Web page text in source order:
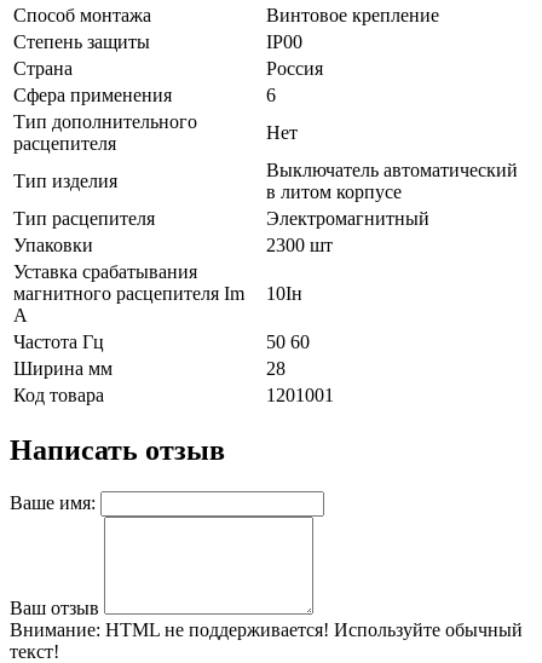
Способ монтажа
Винтовое крепление
Степень защиты
IP00
Страна
Россия
Сфера применения
6
Тип дополнительного
расцепителя
Нет
Тип изделия
Выключатель автоматический
в литом корпусе
Тип расцепителя
Электромагнитный
Упаковки
2300 шт
Уставка срабатывания
магнитного расцепителя Im
А
10Iн
Частота Гц
50 60
Ширина мм
28
Код товара
1201001
Написать отзыв
Ваше имя:
Ваш отзыв
Внимание: HTML не поддерживается! Используйте обычный
текст!